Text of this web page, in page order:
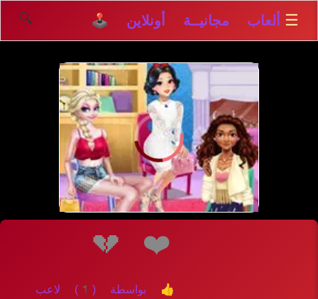
☰ ألعاب مجانيــة أونلاين 🕹️ 🔍
إلعــــب
❤️
💔
👍 بواسطة (1) لاعب